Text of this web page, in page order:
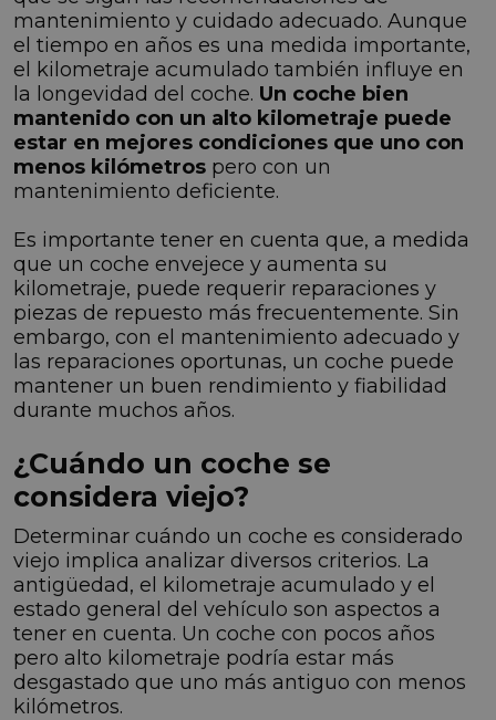
mantenimiento y cuidado adecuado. Aunque
el tiempo en años es una medida importante,
el kilometraje acumulado también influye en
la longevidad del coche. Un coche bien
mantenido con un alto kilometraje puede
estar en mejores condiciones que uno con
menos kilómetros pero con un
mantenimiento deficiente.
Es importante tener en cuenta que, a medida
que un coche envejece y aumenta su
kilometraje, puede requerir reparaciones y
piezas de repuesto más frecuentemente. Sin
embargo, con el mantenimiento adecuado y
las reparaciones oportunas, un coche puede
mantener un buen rendimiento y fiabilidad
durante muchos años.
¿Cuándo un coche se
considera viejo?
Determinar cuándo un coche es considerado
viejo implica analizar diversos criterios. La
antigüedad, el kilometraje acumulado y el
estado general del vehículo son aspectos a
tener en cuenta. Un coche con pocos años
pero alto kilometraje podría estar más
desgastado que uno más antiguo con menos
kilómetros.